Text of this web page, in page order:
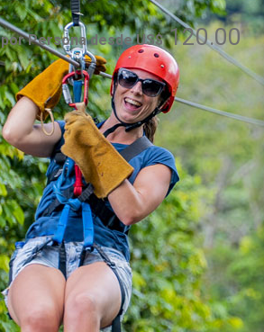
por Persona desde US$120.00